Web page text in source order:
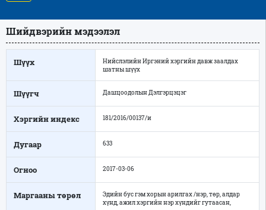
Шийдвэрийн мэдээлэл
Шүүх
Нийслэлийн Иргэний хэргийн давж заалдах
шатны шүүх
Шүүгч Дашцоодолын Дэлгэрцэцэг
Хэргийн индекс 181/2016/00137/и
Дугаар 633
Огноо 2017-03-06
Маргааны төрөл
Эдийн бус гэм хорын арилгах /нэр, төр, алдар
хүнд, ажил хэргийн нэр хүндийг гутаасан,